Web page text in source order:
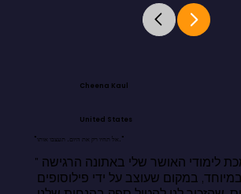
Cheena Kaul
United States
"אל תחיו רק את היום. תעצבו אותו."
"קבלת הסמכת לימודי האושר שלי באתונה הרגישה